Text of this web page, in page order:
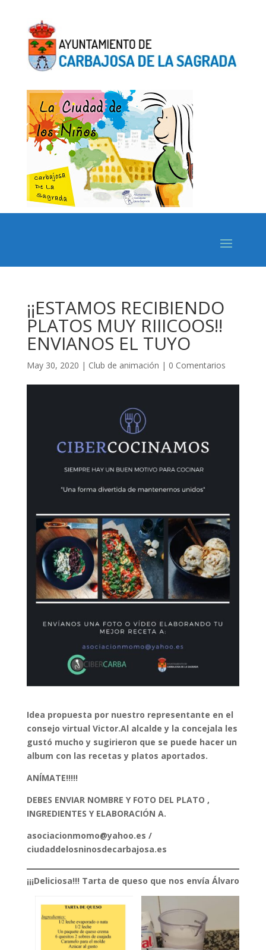
¡¡ESTAMOS RECIBIENDO
PLATOS MUY RIIICOOS!!
ENVIANOS EL TUYO
May 30, 2020 | Club de animación | 0 Comentarios
Idea propuesta por nuestro representante en el
consejo virtual Victor.Al alcalde y la concejala les
gustó mucho y sugirieron que se puede hacer un
album con las recetas y platos aportados.
ANÍMATE!!!!!
DEBES ENVIAR NOMBRE Y FOTO DEL PLATO ,
INGREDIENTES Y ELABORACIÓN A.
asociacionmomo@yahoo.es /
ciudaddelosninosdecarbajosa.es
¡¡¡Deliciosa!!! Tarta de queso que nos envía Álvaro